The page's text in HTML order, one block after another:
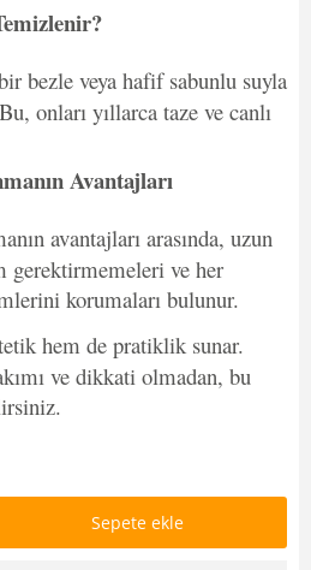
bezle veya hafif sabunlu suyla
onları yıllarca taze ve canlı
Avantajları
avantajları arasında, uzun
gerektirmemeleri ve her
korumaları bulunur.
hem de pratiklik sunar.
ve dikkati olmadan, bu
Sepete ekle